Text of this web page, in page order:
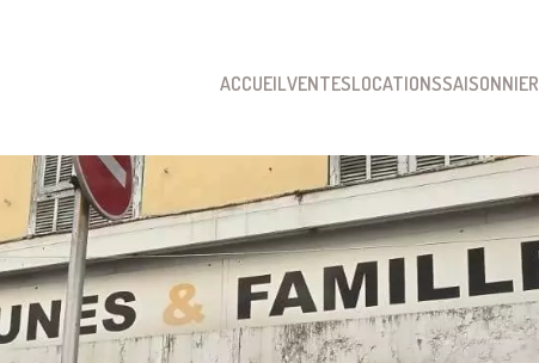
ACCUEILVENTESLOCATIONSSAISONNIER